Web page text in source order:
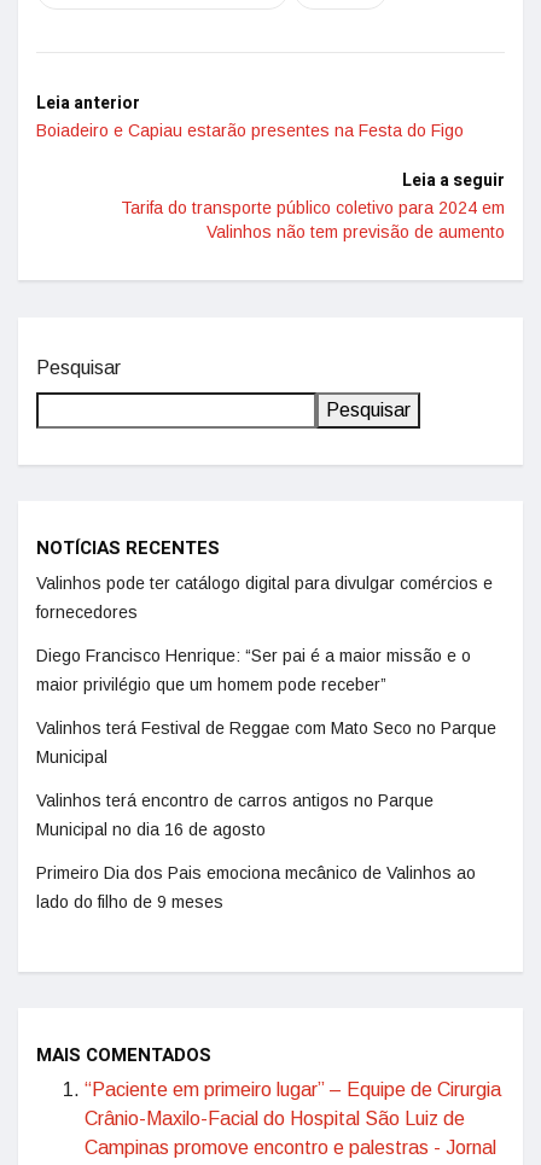
Leia anterior
Boiadeiro e Capiau estarão presentes na Festa do Figo
Leia a seguir
Tarifa do transporte público coletivo para 2024 em
Valinhos não tem previsão de aumento
Pesquisar
Pesquisar
NOTÍCIAS RECENTES
Valinhos pode ter catálogo digital para divulgar comércios e
fornecedores
Diego Francisco Henrique: “Ser pai é a maior missão e o
maior privilégio que um homem pode receber”
Valinhos terá Festival de Reggae com Mato Seco no Parque
Municipal
Valinhos terá encontro de carros antigos no Parque
Municipal no dia 16 de agosto
Primeiro Dia dos Pais emociona mecânico de Valinhos ao
lado do filho de 9 meses
MAIS COMENTADOS
“Paciente em primeiro lugar” – Equipe de Cirurgia
Crânio-Maxilo-Facial do Hospital São Luiz de
Campinas promove encontro e palestras - Jornal